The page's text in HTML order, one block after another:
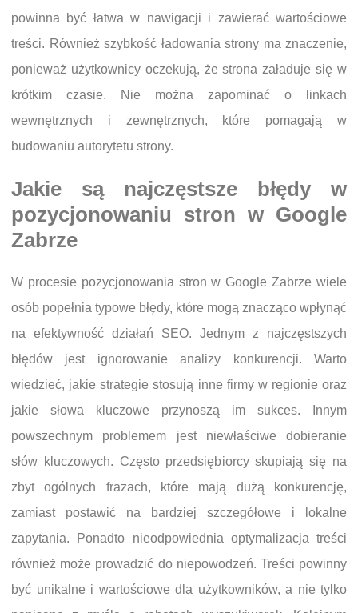
powinna być łatwa w nawigacji i zawierać wartościowe
treści. Również szybkość ładowania strony ma znaczenie,
ponieważ użytkownicy oczekują, że strona załaduje się w
krótkim czasie. Nie można zapominać o linkach
wewnętrznych i zewnętrznych, które pomagają w
budowaniu autorytetu strony.
Jakie są najczęstsze błędy w
pozycjonowaniu stron w Google
Zabrze
W procesie pozycjonowania stron w Google Zabrze wiele
osób popełnia typowe błędy, które mogą znacząco wpłynąć
na efektywność działań SEO. Jednym z najczęstszych
błędów jest ignorowanie analizy konkurencji. Warto
wiedzieć, jakie strategie stosują inne firmy w regionie oraz
jakie słowa kluczowe przynoszą im sukces. Innym
powszechnym problemem jest niewłaściwe dobieranie
słów kluczowych. Często przedsiębiorcy skupiają się na
zbyt ogólnych frazach, które mają dużą konkurencję,
zamiast postawić na bardziej szczegółowe i lokalne
zapytania. Ponadto nieodpowiednia optymalizacja treści
również może prowadzić do niepowodzeń. Treści powinny
być unikalne i wartościowe dla użytkowników, a nie tylko